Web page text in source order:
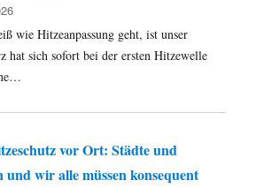
wie Hitzeanpassung geht, ist unser
hat sich sofort bei der ersten Hitzewelle
vor Ort: Städte und
und wir alle müssen konsequent